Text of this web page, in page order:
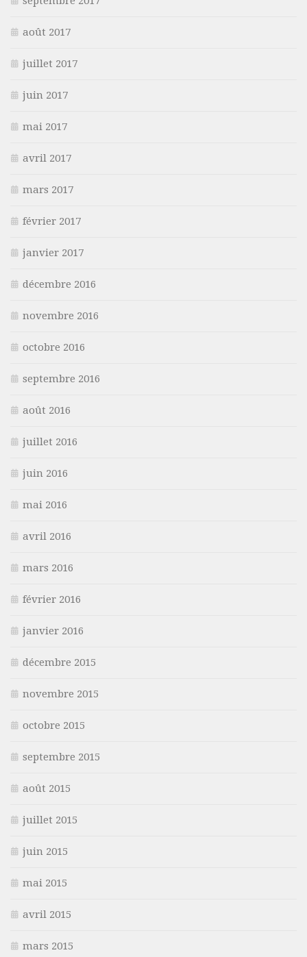
août 2017
juillet 2017
juin 2017
mai 2017
avril 2017
mars 2017
février 2017
janvier 2017
décembre 2016
novembre 2016
octobre 2016
septembre 2016
août 2016
juillet 2016
juin 2016
mai 2016
avril 2016
mars 2016
février 2016
janvier 2016
décembre 2015
novembre 2015
octobre 2015
septembre 2015
août 2015
juillet 2015
juin 2015
mai 2015
avril 2015
mars 2015